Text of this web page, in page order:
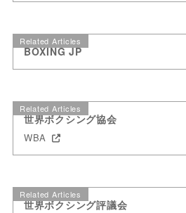
Related Articles
BOXING JP
Related Articles
世界ボクシング協会
WBA
Related Articles
世界ボクシング評議会